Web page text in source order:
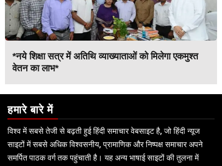
*नये शिक्षा सत्र में अतिथि व्याख्याताओं को मिलेगा एकमुश्त
वेतन का लाभ*
हमारे बारे में
विश्व में सबसे तेजी से बढ़ती हुई हिंदी समाचार वेबसाइट है, जो हिंदी न्यूज
साइटों में सबसे अधिक विश्वसनीय, प्रामाणिक और निष्पक्ष समाचार अपने
समर्पित पाठक वर्ग तक पहुंचाती है। यह अन्य भाषाई साइटों की तुलना में